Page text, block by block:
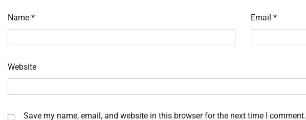
Name * Email *
Website
Save my name, email, and website in this browser for the next time I comment.